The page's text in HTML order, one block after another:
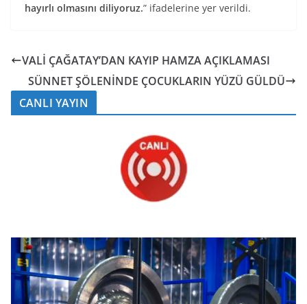
hayırlı olmasını diliyoruz.” ifadelerine yer verildi.
VALİ ÇAĞATAY’DAN KAYIP HAMZA AÇIKLAMASI
SÜNNET ŞÖLENİNDE ÇOCUKLARIN YÜZÜ GÜLDÜ
CANLI YAYIN